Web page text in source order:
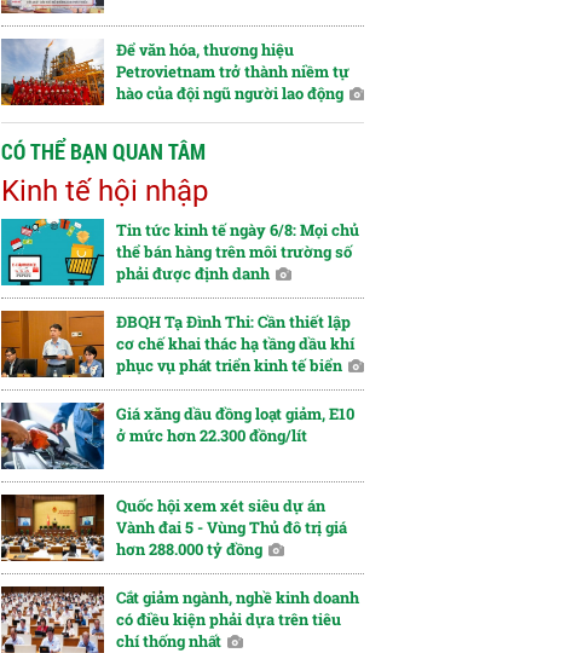
Để văn hóa, thương hiệu
Petrovietnam trở thành niềm tự
hào của đội ngũ người lao động
CÓ THỂ BẠN QUAN TÂM
Kinh tế hội nhập
Tin tức kinh tế ngày 6/8: Mọi chủ
thể bán hàng trên môi trường số
phải được định danh
ĐBQH Tạ Đình Thi: Cần thiết lập
cơ chế khai thác hạ tầng dầu khí
phục vụ phát triển kinh tế biển
Giá xăng dầu đồng loạt giảm, E10
ở mức hơn 22.300 đồng/lít
Quốc hội xem xét siêu dự án
Vành đai 5 - Vùng Thủ đô trị giá
hơn 288.000 tỷ đồng
Cắt giảm ngành, nghề kinh doanh
có điều kiện phải dựa trên tiêu
chí thống nhất